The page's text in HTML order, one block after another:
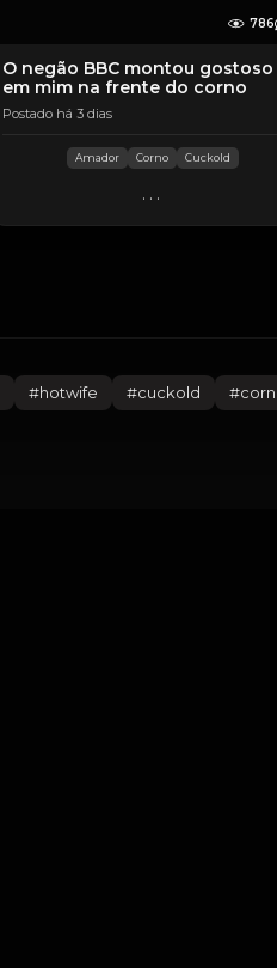
786
O negão BBC montou gostoso
em mim na frente do corno
Postado há 3 dias
Amador Corno Cuckold
...
#hotwife #cuckold #